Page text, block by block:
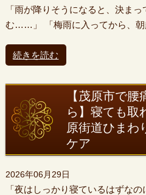
「雨が降りそうになると、決ま
む……」 「梅雨に入ってから、朝
続きを読む
【茂原市で
ら】寝ても取
原街道ひまわ
ケア
2026年06月29日
「夜はしっかり寝ているはずな